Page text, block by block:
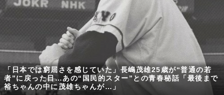
「日本では窮屈さを感じていた」長嶋茂雄25歳が“普通の若
者”に戻った日…あの“国民的スター”との青春秘話「最後まで
裕ちゃんの中に茂雄ちゃんが…」